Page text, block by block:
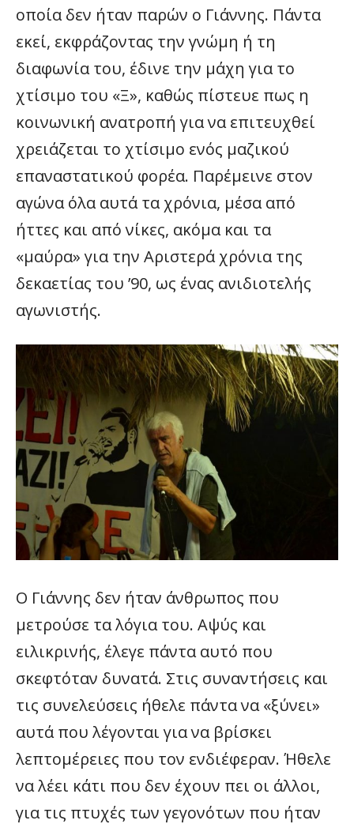
οποία δεν ήταν παρών ο Γιάννης. Πάντα
εκεί, εκφράζοντας την γνώμη ή τη
διαφωνία του, έδινε την μάχη για το
χτίσιμο του «Ξ», καθώς πίστευε πως η
κοινωνική ανατροπή για να επιτευχθεί
χρειάζεται το χτίσιμο ενός μαζικού
επαναστατικού φορέα. Παρέμεινε στον
αγώνα όλα αυτά τα χρόνια, μέσα από
ήττες και από νίκες, ακόμα και τα
«μαύρα» για την Αριστερά χρόνια της
δεκαετίας του ’90, ως ένας ανιδιοτελής
αγωνιστής.
Ο Γιάννης δεν ήταν άνθρωπος που
μετρούσε τα λόγια του. Αψύς και
ειλικρινής, έλεγε πάντα αυτό που
σκεφτόταν δυνατά. Στις συναντήσεις και
τις συνελεύσεις ήθελε πάντα να «ξύνει»
αυτά που λέγονται για να βρίσκει
λεπτομέρειες που τον ενδιέφεραν. Ήθελε
να λέει κάτι που δεν έχουν πει οι άλλοι,
για τις πτυχές των γεγονότων που ήταν